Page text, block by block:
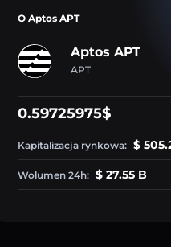
O Aptos APT
Aptos APT
APT
0.59725975$
Kapitalizacja rynkowa: $
Wolumen 24h: $ 27.55 B